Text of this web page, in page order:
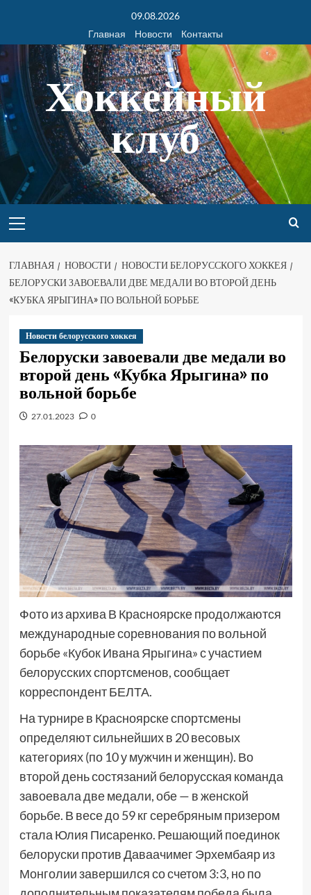
09.08.2026
Главная
Новости Контакты
Хоккейный
клуб
ГЛАВНАЯ НОВОСТИ
НОВОСТИ БЕЛОРУССКОГО ХОККЕЯ
БЕЛОРУСКИ ЗАВОЕВАЛИ ДВЕ МЕДАЛИ ВО ВТОРОЙ ДЕНЬ
«КУБКА ЯРЫГИНА» ПО ВОЛЬНОЙ БОРЬБЕ
Новости белорусского хоккея
Белоруски завоевали две медали во
второй день «Кубка Ярыгина» по
вольной борьбе
27.01.2023 0
Фото из архива В Красноярске продолжаются
международные соревнования по вольной
борьбе «Кубок Ивана Ярыгина» с участием
белорусских спортсменов, сообщает
корреспондент БЕЛТА.
На турнире в Красноярске спортсмены
определяют сильнейших в 20 весовых
категориях (по 10 у мужчин и женщин). Во
второй день состязаний белорусская команда
завоевала две медали, обе — в женской
борьбе. В весе до 59 кг серебряным призером
стала Юлия Писаренко. Решающий поединок
белоруски против Даваачимег Эрхембаяр из
Монголии завершился со счетом 3:3, но по